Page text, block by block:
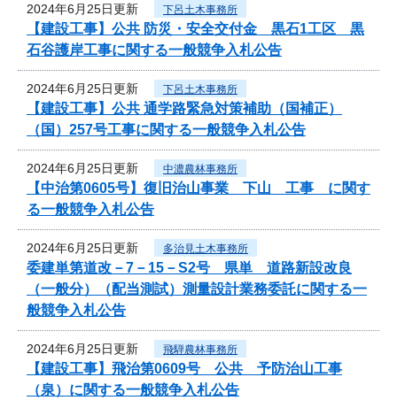
2024年6月25日更新 下呂土木事務所
【建設工事】公共 防災・安全交付金 黒石1工区 黒
石谷護岸工事に関する一般競争入札公告
2024年6月25日更新 下呂土木事務所
【建設工事】公共 通学路緊急対策補助（国補正）
（国）257号工事に関する一般競争入札公告
2024年6月25日更新 中濃農林事務所
【中治第0605号】復旧治山事業 下山 工事 に関す
る一般競争入札公告
2024年6月25日更新 多治見土木事務所
委建単第道改－7－15－S2号 県単 道路新設改良
（一般分）（配当測試）測量設計業務委託に関する一
般競争入札公告
2024年6月25日更新 飛騨農林事務所
【建設工事】飛治第0609号 公共 予防治山工事
（泉）に関する一般競争入札公告